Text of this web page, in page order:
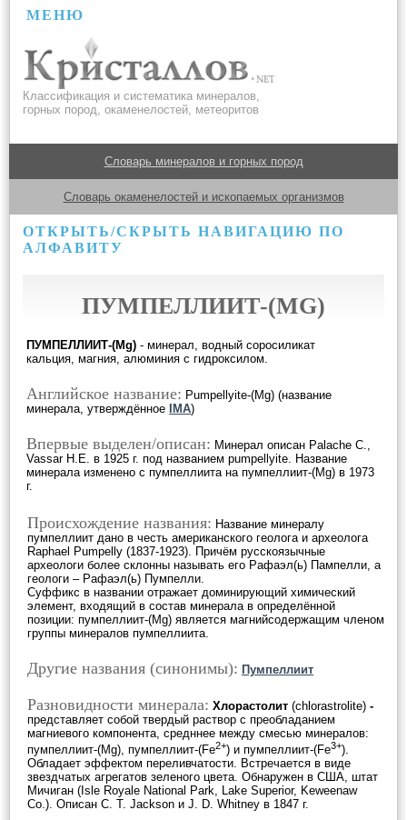
МЕНЮ
Классификация и систематика минералов,
горных пород, окаменелостей, метеоритов
Словарь минералов и горных пород
Словарь окаменелостей и ископаемых организмов
ОТКРЫТЬ/СКРЫТЬ НАВИГАЦИЮ ПО
АЛФАВИТУ
ПУМПЕЛЛИИТ-(MG)
ПУМПЕЛЛИИТ-(Mg) - минерал, водный соросиликат
кальция, магния, алюминия с гидроксилом.
Английское название: Pumpellyite-(Mg) (название
минерала, утверждённое
IMA)
Впервые выделен/описан: Минерал описан Palache C.,
Vassar H.E. в 1925 г. под названием pumpellyite. Название
минерала изменено с пумпеллиита на пумпеллиит-(Mg) в 1973
г.
Происхождение названия: Название минералу
пумпеллиит дано в честь американского геолога и археолога
Raphael Pumpelly (1837-1923). Причём русскоязычные
археологи более склонны называть его Рафаэл(ь) Пампелли, а
геологи – Рафаэл(ь) Пумпелли.
Суффикс в названии отражает доминирующий химический
элемент, входящий в состав минерала в определённой
позиции: пумпеллиит-(Mg) является магнийсодержащим членом
группы минералов пумпеллиита.
Другие названия (синонимы): Пумпеллиит
Разновидности минерала: Хлорастолит (chlorastrolite) -
представляет собой твердый раствор с преобладанием
магниевого компонента, средннее между смесью минералов:
пумпеллиит-(Mg), пумпеллиит-(Fe2+) и пумпеллиит-(Fe3+).
Обладает эффектом переливчатости. Встречается в виде
звездчатых агрегатов зеленого цвета. Обнаружен в США, штат
Мичиган (Isle Royale National Park, Lake Superior, Keweenaw
Co.). Описан C. T. Jackson и J. D. Whitney в 1847 г.